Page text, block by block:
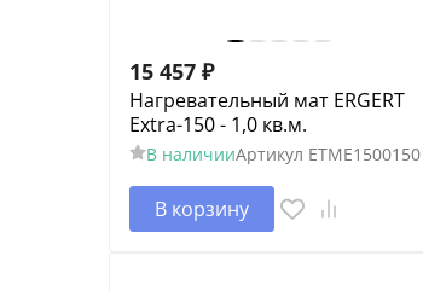
15 457 ₽
Нагревательный мат ERGERT
Extra-150 - 1,0 кв.м.
В наличииАртикул ETME1500150
В корзину